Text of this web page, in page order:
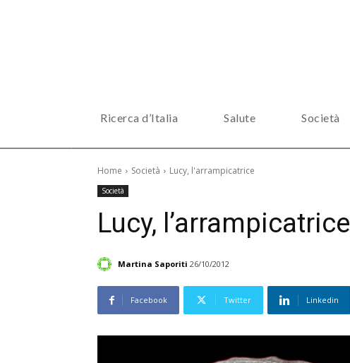
Ricerca d’Italia Salute Società
Home Società Lucy, l'arrampicatrice
Società
Lucy, l’arrampicatrice
Martina Saporiti 26/10/2012
Facebook Twitter Linkedin